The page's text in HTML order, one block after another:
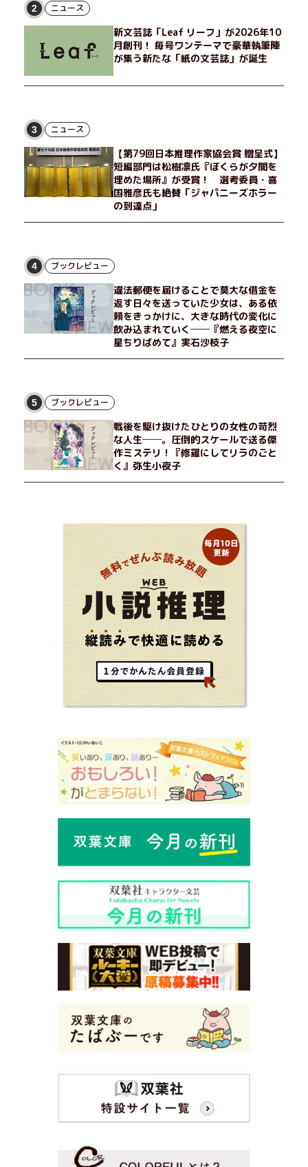
げたり、部屋でふたりだけの「台湾映画祭」を催したり。50代
独身、幼なじみの変わらぬ友情とささやかな幸せの日々を描く。
2 ニュース
新文芸誌「Leaf リーフ」が2026年10
月創刊！ 毎号ワンテーマで豪華執筆陣
が集う新たな「紙の文芸誌」が誕生
3 ニュース
【第79回日本推理作家協会賞 贈呈式】
短編部門は松樹凛氏『ぼくらが夕闇を
埋めた場所』が受賞！ 選考委員・喜
国雅彦氏も絶賛「ジャパニーズホラー
の到達点」
4 ブックレビュー
違法郵便を届けることで莫大な借金を
返す日々を送っていた少女は、ある依
頼をきっかけに、大きな時代の変化に
飲み込まれていく──『燃える夜空に
星ちりばめて』実石沙枝子
5 ブックレビュー
戦後を駆け抜けたひとりの女性の苛烈
な人生──。圧倒的スケールで送る傑
作ミステリ！『修羅にしてリラのごと
く』弥生小夜子